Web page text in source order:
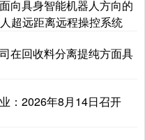
向具身智能机器人方向的
超远距离远程操控系统
在回收料分离提纯方面具
：2026年8月14日召开